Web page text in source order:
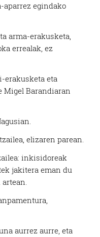
aparrez egindako
arma-erakusketa,
errealak, ez
erakusketa eta
Migel Barandiaran
elizaren parean.
inkisidoreak
jakitera eman du
aurrez aurre, eta